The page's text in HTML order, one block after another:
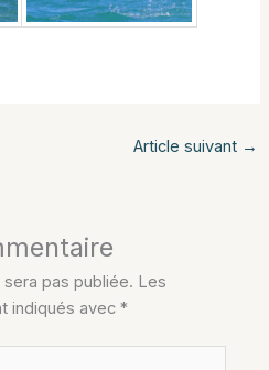
Article suivant →
pas publiée. Les
indiqués avec*